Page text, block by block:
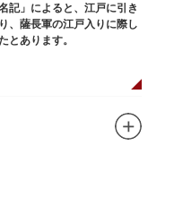
記」によると、江戸に引き
、薩長軍の江戸入りに際し
とあります。